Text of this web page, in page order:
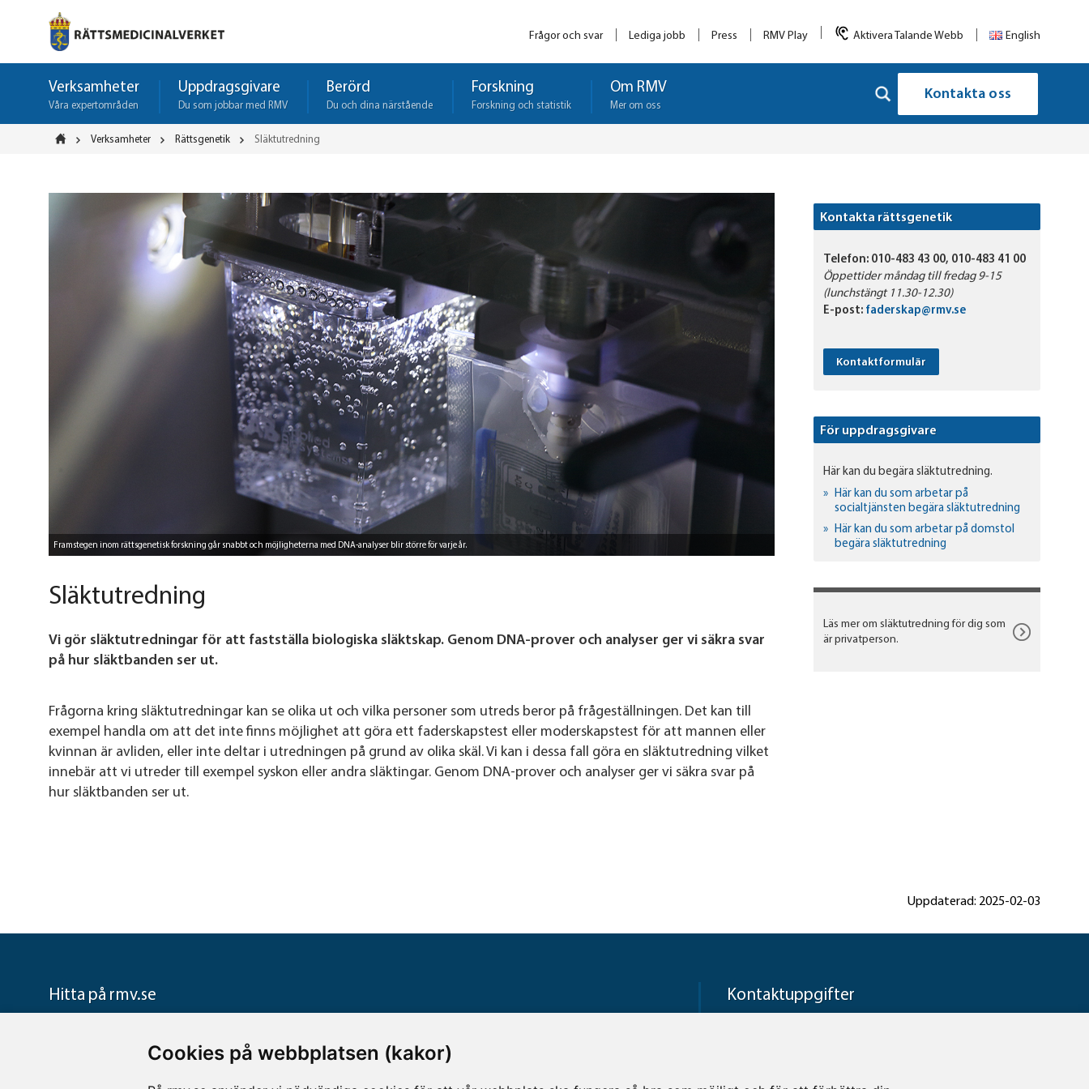
Cookies på webbplatsen (kakor)
Frågor och svar Lediga jobb Press RMV Play Aktivera Talande Webb English
Verksamheter
Våra expertområden
Uppdragsgivare
Du som jobbar med RMV
Berörd
Du och dina närstående
Forskning
Forskning och statistik
Om RMV
Mer om oss
Kontakta oss
Verksamheter Rättsgenetik Släktutredning
Framstegen inom rättsgenetisk forskning går snabbt och möjligheterna med DNA-analyser blir större för varje år.
Släktutredning
Vi gör släktutredningar för att fastställa biologiska släktskap. Genom DNA-prover och analyser ger vi säkra svar
på hur släktbanden ser ut.
Frågorna kring släktutredningar kan se olika ut och vilka personer som utreds beror på frågeställningen. Det kan till
exempel handla om att det inte finns möjlighet att göra ett faderskapstest eller moderskapstest för att mannen eller
kvinnan är avliden, eller inte deltar i utredningen på grund av olika skäl. Vi kan i dessa fall göra en släktutredning vilket
innebär att vi utreder till exempel syskon eller andra släktingar. Genom DNA-prover och analyser ger vi säkra svar på
hur släktbanden ser ut.
Kontakta rättsgenetik
Telefon: 010-483 43 00, 010-483 41 00
Öppettider måndag till fredag 9-15
(lunchstängt 11.30-12.30)
E-post: faderskap@rmv.se
Kontaktformulär
För uppdragsgivare
Här kan du begära släktutredning.
Här kan du som arbetar på
socialtjänsten begära släktutredning
Här kan du som arbetar på domstol
begära släktutredning
Läs mer om släktutredning för dig som
är privatperson.
Uppdaterad: 2025-02-03
Hitta på rmv.se
Nyheter
Kontaktuppgifter